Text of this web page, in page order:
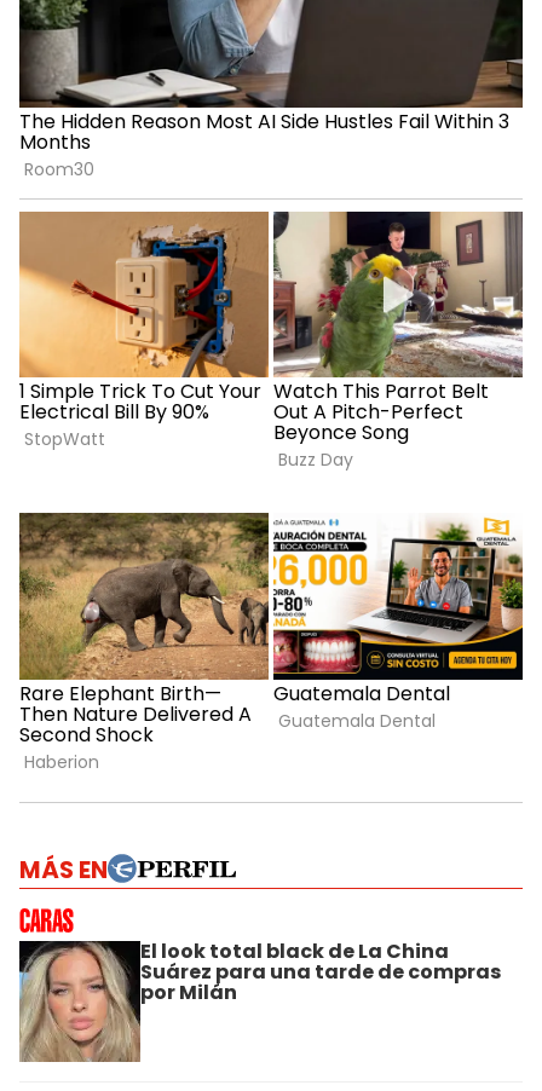
MÁS EN
El look total black de La China
Suárez para una tarde de compras
por Milán